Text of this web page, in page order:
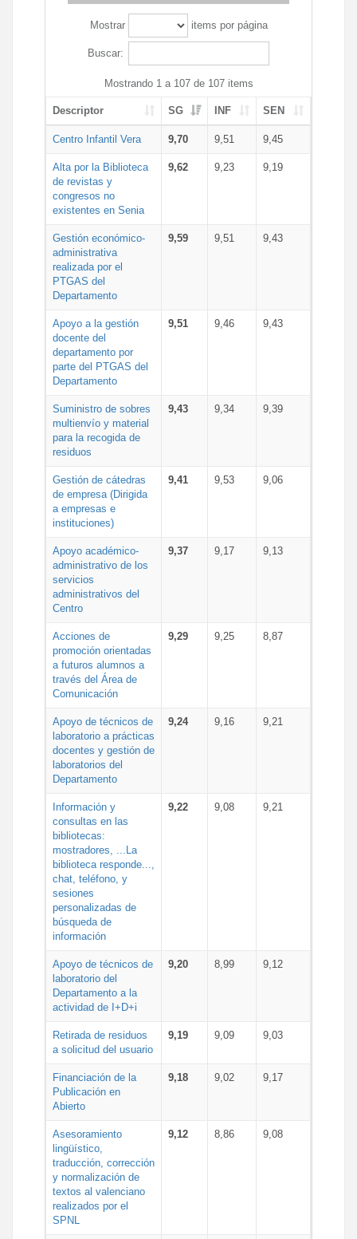
Mostrar items por página
Buscar:
Mostrando 1 a 107 de 107 items
Descriptor SG INF SEN
Centro Infantil Vera 9,70 9,51 9,45
Alta por la Biblioteca
de revistas y
congresos no
existentes en Senia
9,62 9,23 9,19
Gestión económico-
administrativa
realizada por el
PTGAS del
Departamento
9,59 9,51 9,43
Apoyo a la gestión
docente del
departamento por
parte del PTGAS del
Departamento
9,51 9,46 9,43
Suministro de sobres
multienvío y material
para la recogida de
residuos
9,43 9,34 9,39
Gestión de cátedras
de empresa (Dirigida
a empresas e
instituciones)
9,41 9,53 9,06
Apoyo académico-
administrativo de los
servicios
administrativos del
Centro
9,37 9,17 9,13
Acciones de
promoción orientadas
a futuros alumnos a
través del Área de
Comunicación
9,29 9,25 8,87
Apoyo de técnicos de
laboratorio a prácticas
docentes y gestión de
laboratorios del
Departamento
9,24 9,16 9,21
Información y
consultas en las
bibliotecas:
mostradores, ...La
biblioteca responde...,
chat, teléfono, y
sesiones
personalizadas de
búsqueda de
información
9,22 9,08 9,21
Apoyo de técnicos de
laboratorio del
Departamento a la
actividad de I+D+i
9,20 8,99 9,12
Retirada de residuos
a solicitud del usuario
9,19 9,09 9,03
Financiación de la
Publicación en
Abierto
9,18 9,02 9,17
Asesoramiento
lingüístico,
traducción, corrección
y normalización de
textos al valenciano
realizados por el
SPNL
9,12 8,86 9,08